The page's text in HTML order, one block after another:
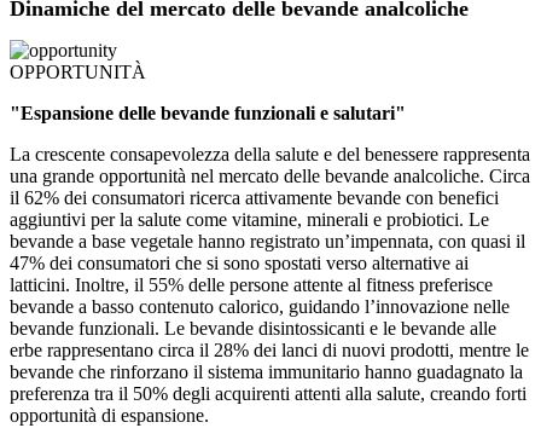
Dinamiche del mercato delle bevande analcoliche
OPPORTUNITÀ
"Espansione delle bevande funzionali e salutari"
La crescente consapevolezza della salute e del benessere rappresenta
una grande opportunità nel mercato delle bevande analcoliche. Circa
il 62% dei consumatori ricerca attivamente bevande con benefici
aggiuntivi per la salute come vitamine, minerali e probiotici. Le
bevande a base vegetale hanno registrato un’impennata, con quasi il
47% dei consumatori che si sono spostati verso alternative ai
latticini. Inoltre, il 55% delle persone attente al fitness preferisce
bevande a basso contenuto calorico, guidando l’innovazione nelle
bevande funzionali. Le bevande disintossicanti e le bevande alle
erbe rappresentano circa il 28% dei lanci di nuovi prodotti, mentre le
bevande che rinforzano il sistema immunitario hanno guadagnato la
preferenza tra il 50% degli acquirenti attenti alla salute, creando forti
opportunità di espansione.